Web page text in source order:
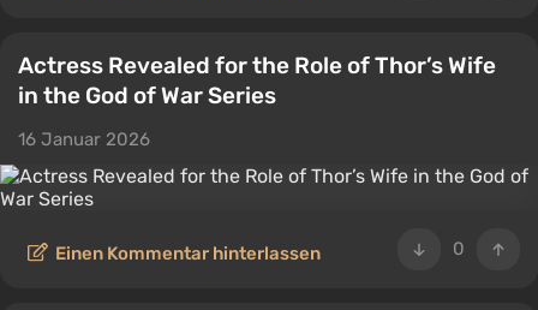
Actress Revealed for the Role of Thor’s Wife
in the God of War Series
16 Januar 2026
0
Einen Kommentar hinterlassen